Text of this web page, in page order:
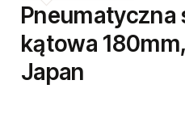
Pneumatyczna
kątowa
Japan